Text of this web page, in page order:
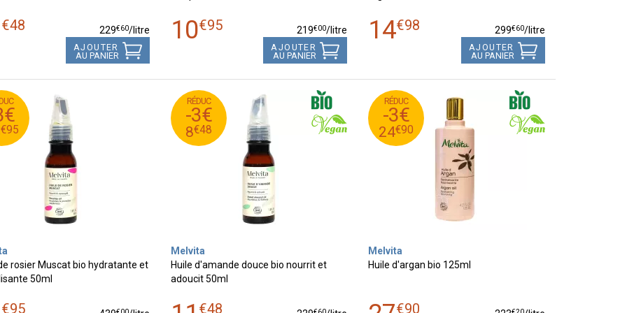
€48 229€60/litre
AJOUTER
AU PANIER
10€95 219€00/litre
AJOUTER
AU PANIER
14€98 299€60/litre
AJOUTER
AU PANIER
€95
21
18
rosier Muscat bio hydratante et
50ml
€95
RÉDUC
-3€
8€48
11
€
48
8
€
48
Melvita
Huile d'amande douce bio nourrit et
adoucit 50ml
€48
RÉDUC
-3€
24€90
27
€
90
24
€
90
Melvita
Huile d'argan bio 125ml
€90